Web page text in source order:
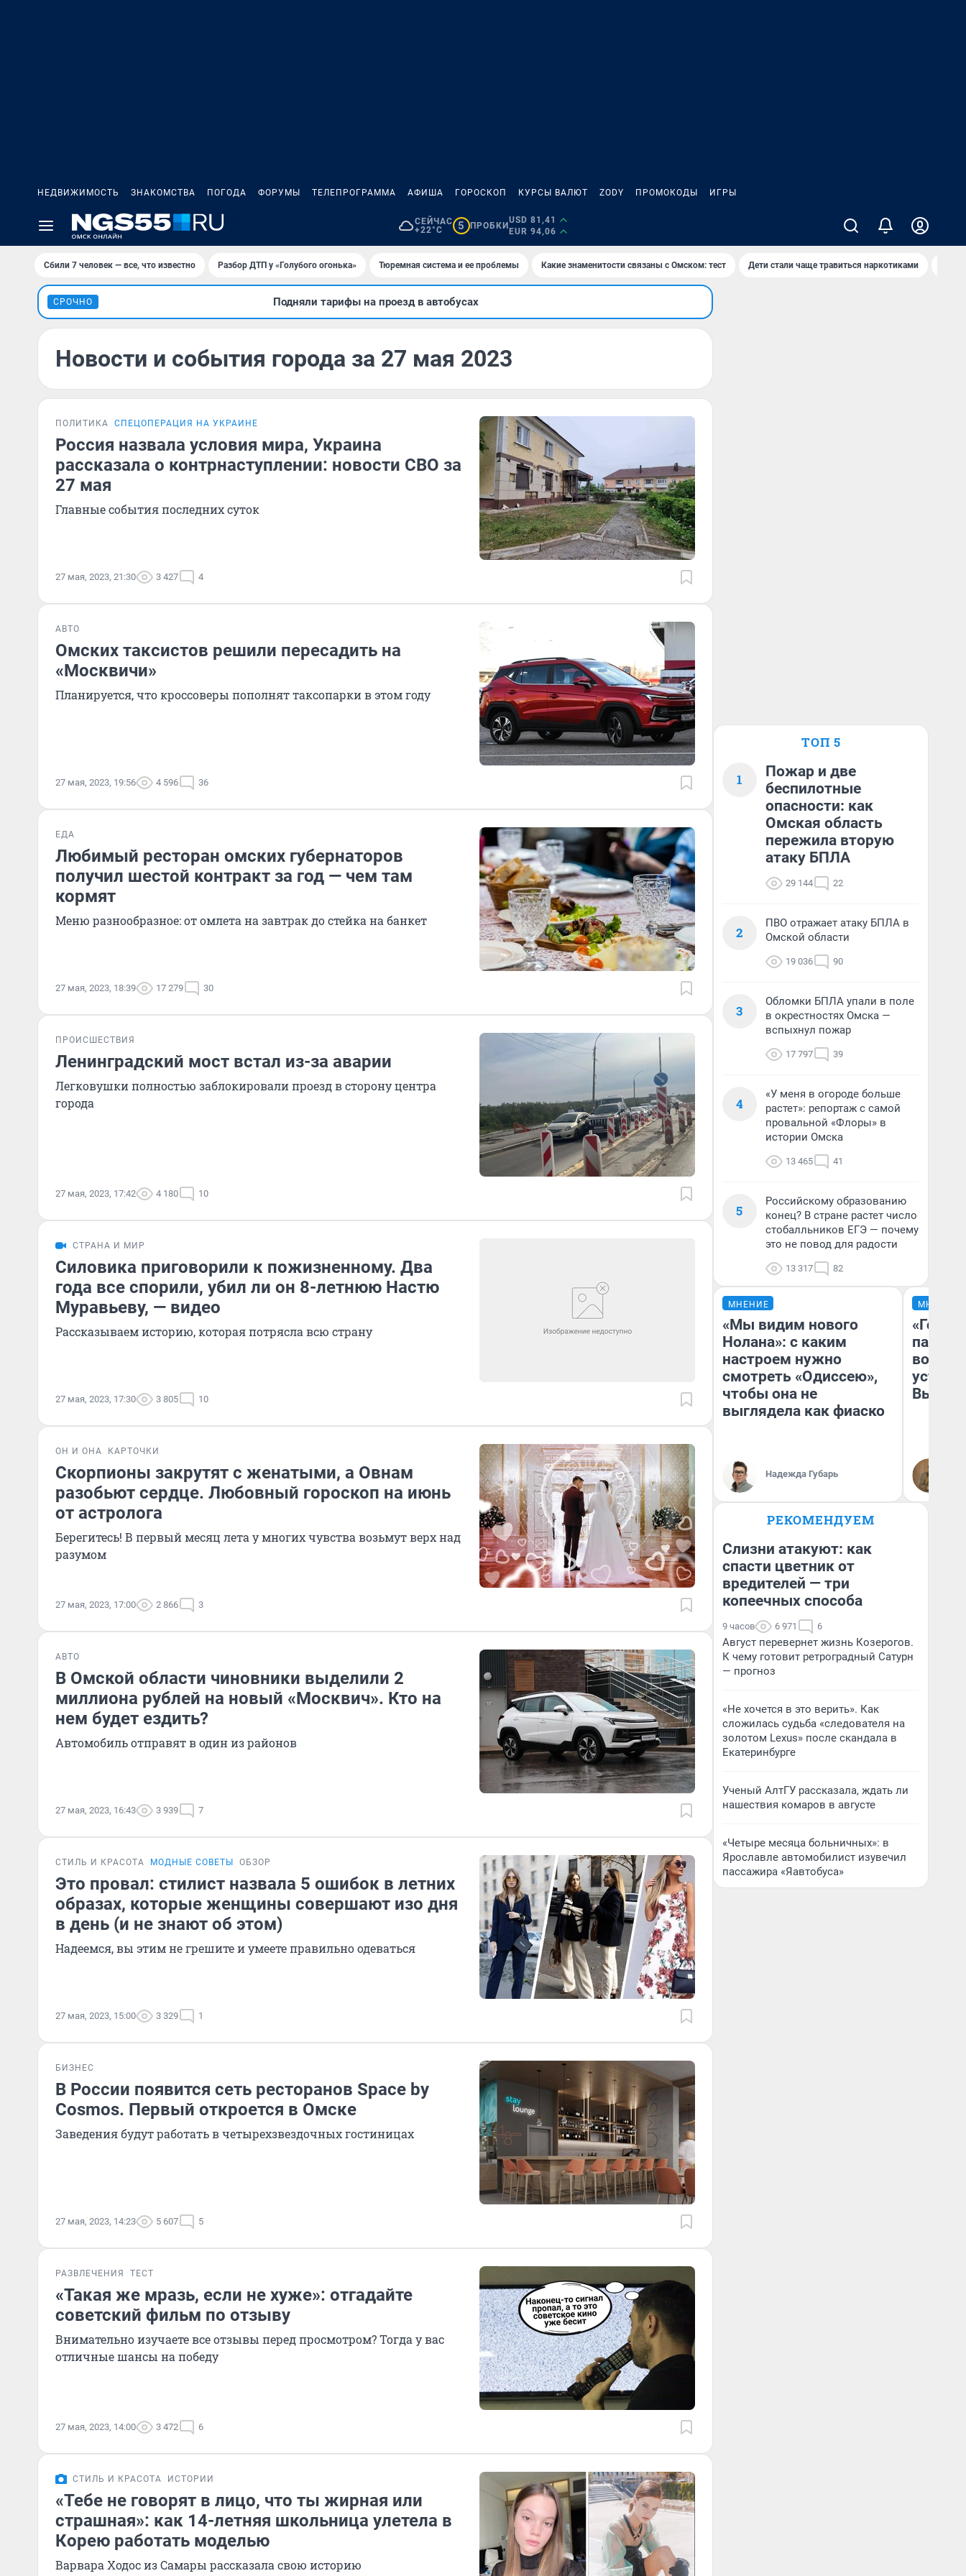
НЕДВИЖИМОСТЬ ЗНАКОМСТВА ПОГОДА ФОРУМЫ ТЕЛЕПРОГРАММА АФИША ГОРОСКОП КУРСЫ ВАЛЮТ ZODY ПРОМОКОДЫ ИГРЫ
СЕЙЧАС
+22°C
5 ПРОБКИ
USD 81,41
EUR 94,06
Сбили 7 человек — все, что известно Разбор ДТП у «Голубого огонька» Тюремная система и ее проблемы Какие знаменитости связаны с Омском: тест Дети стали чаще травиться наркотиками
СРОЧНО Подняли тарифы на проезд в автобусах
Новости и события города за 27 мая 2023
ПОЛИТИКА СПЕЦОПЕРАЦИЯ НА УКРАИНЕ
Россия назвала условия мира, Украина
рассказала о контрнаступлении: новости СВО за
27 мая
Главные события последних суток
27 мая, 2023, 21:30 3 427 4
АВТО
Омских таксистов решили пересадить на
«Москвичи»
Планируется, что кроссоверы пополнят таксопарки в этом году
27 мая, 2023, 19:56 4 596 36
ЕДА
Любимый ресторан омских губернаторов
получил шестой контракт за год — чем там
кормят
Меню разнообразное: от омлета на завтрак до стейка на банкет
27 мая, 2023, 18:39 17 279 30
ПРОИСШЕСТВИЯ
Ленинградский мост встал из-за аварии
Легковушки полностью заблокировали проезд в сторону центра
города
27 мая, 2023, 17:42 4 180 10
СТРАНА И МИР
Силовика приговорили к пожизненному. Два
года все спорили, убил ли он 8-летнюю Настю
Муравьеву, — видео
Рассказываем историю, которая потрясла всю страну
27 мая, 2023, 17:30 3 805 10
ОН И ОНА КАРТОЧКИ
Скорпионы закрутят с женатыми, а Овнам
разобьют сердце. Любовный гороскоп на июнь
от астролога
Берегитесь! В первый месяц лета у многих чувства возьмут верх над
разумом
27 мая, 2023, 17:00 2 866 3
АВТО
В Омской области чиновники выделили 2
миллиона рублей на новый «Москвич». Кто на
нем будет ездить?
Автомобиль отправят в один из районов
27 мая, 2023, 16:43 3 939 7
СТИЛЬ И КРАСОТА МОДНЫЕ СОВЕТЫ ОБЗОР
Это провал: стилист назвала 5 ошибок в летних
образах, которые женщины совершают изо дня
в день (и не знают об этом)
Надеемся, вы этим не грешите и умеете правильно одеваться
27 мая, 2023, 15:00 3 329 1
БИЗНЕС
В России появится сеть ресторанов Space by
Cosmos. Первый откроется в Омске
Заведения будут работать в четырехзвездочных гостиницах
27 мая, 2023, 14:23 5 607 5
РАЗВЛЕЧЕНИЯ ТЕСТ
«Такая же мразь, если не хуже»: отгадайте
советский фильм по отзыву
Внимательно изучаете все отзывы перед просмотром? Тогда у вас
отличные шансы на победу
27 мая, 2023, 14:00 3 472 6
СТИЛЬ И КРАСОТА ИСТОРИИ
«Тебе не говорят в лицо, что ты жирная или
страшная»: как 14-летняя школьница улетела в
Корею работать моделью
Варвара Ходос из Самары рассказала свою историю
ТОП 5
1
Пожар и две
беспилотные
опасности: как
Омская область
пережила вторую
атаку БПЛА
29 144 22
2
ПВО отражает атаку БПЛА в
Омской области
19 036 90
3
Обломки БПЛА упали в поле
в окрестностях Омска —
вспыхнул пожар
17 797 39
4
«У меня в огороде больше
растет»: репортаж с самой
провальной «Флоры» в
истории Омска
13 465 41
5
Российскому образованию
конец? В стране растет число
стобалльников ЕГЭ — почему
это не повод для радости
13 317 82
МНЕНИЕ
«Мы видим нового
Нолана»: с каким
настроем нужно
смотреть «Одиссею»,
чтобы она не
выглядела как фиаско
Надежда Губарь
МНЕНИЕ
РЕКОМЕНДУЕМ
Слизни атакуют: как
спасти цветник от
вредителей — три
копеечных способа
9 часов 6 971 6
Август перевернет жизнь Козерогов.
К чему готовит ретроградный Сатурн
— прогноз
«Не хочется в это верить». Как
сложилась судьба «следователя на
золотом Lexus» после скандала в
Екатеринбурге
Ученый АлтГУ рассказала, ждать ли
нашествия комаров в августе
«Четыре месяца больничных»: в
Ярославле автомобилист изувечил
пассажира «Яавтобуса»